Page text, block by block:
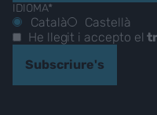
IDIOMA*
Català
Castellà
He llegit i accepto el
Subscriure's